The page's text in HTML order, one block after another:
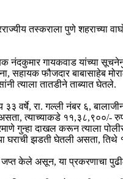
तस्कराला पुणे
नंदकुमार गायकवाड यांच्या
सहायक फौजदार बाबासाहेब
त्याला तातडीने ताब्यात घेतले.
३३ वर्षे, रा. गल्ली नंबर ६,
त्याच्याकडे ११,३८,९००/-
गुन्हा दाखल करून त्याला
घराची झडती घेतली असता,
जप्त केले असून, या प्रकरणाचा